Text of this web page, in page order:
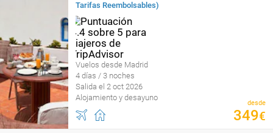
Tarifas Reembolsables)
Vuelos desde Madrid
4 días / 3 noches
Salida el 2 oct 2026
Alojamiento y desayuno
desde
349€